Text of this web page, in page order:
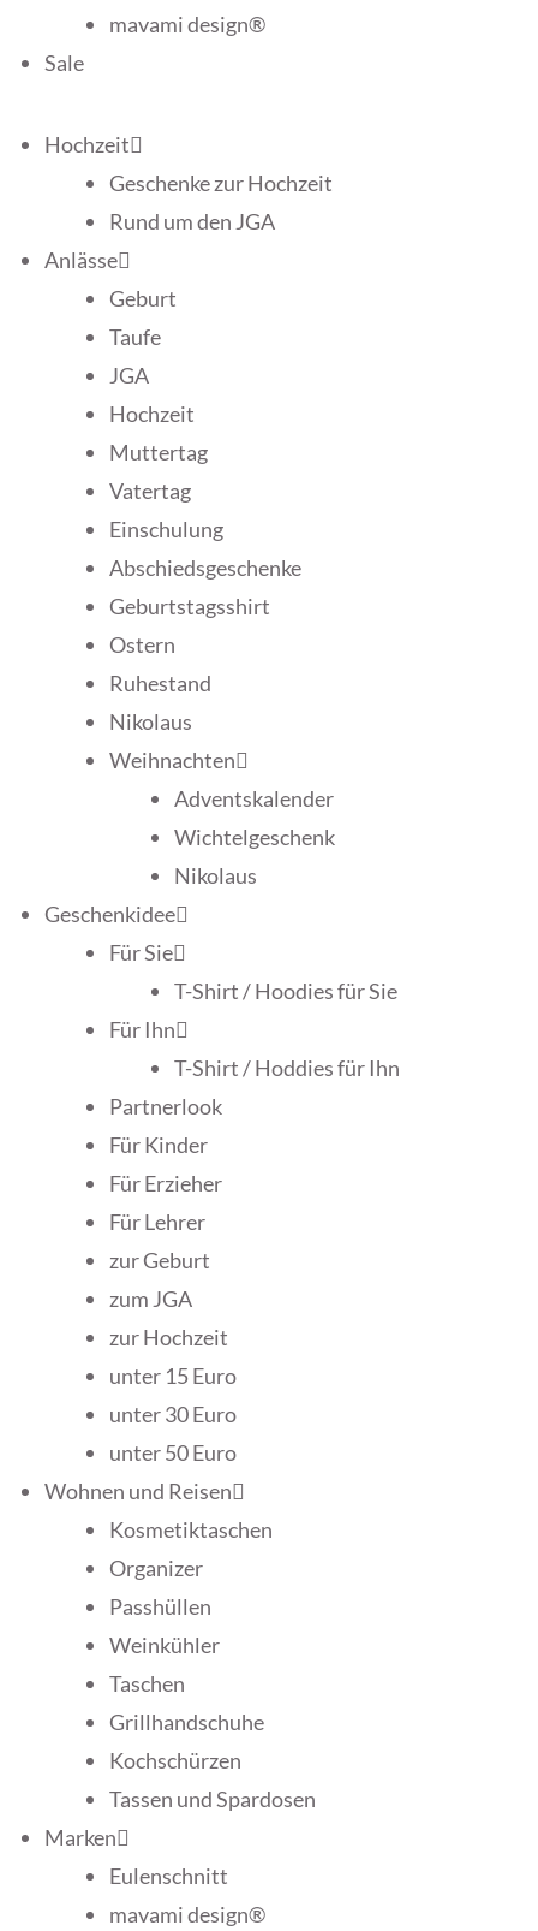
mavami design®
Sale
Hochzeit
Geschenke zur Hochzeit
Rund um den JGA
Anlässe
Geburt
Taufe
JGA
Hochzeit
Muttertag
Vatertag
Einschulung
Abschiedsgeschenke
Geburtstagsshirt
Ostern
Ruhestand
Nikolaus
Weihnachten
Adventskalender
Wichtelgeschenk
Nikolaus
Geschenkidee
Für Sie
T-Shirt / Hoodies für Sie
Für Ihn
T-Shirt / Hoddies für Ihn
Partnerlook
Für Kinder
Für Erzieher
Für Lehrer
zur Geburt
zum JGA
zur Hochzeit
unter 15 Euro
unter 30 Euro
unter 50 Euro
Wohnen und Reisen
Kosmetiktaschen
Organizer
Passhüllen
Weinkühler
Taschen
Grillhandschuhe
Kochschürzen
Tassen und Spardosen
Marken
Eulenschnitt
mavami design®